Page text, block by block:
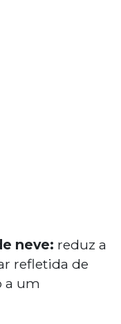
neve: reduz a
refletida de
a um